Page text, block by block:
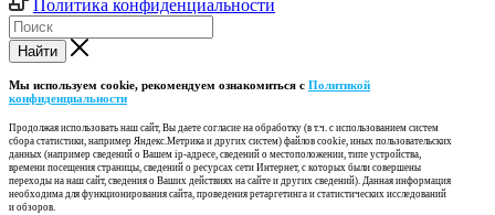
Политика конфиденциальности
Найти
Мы используем cookie, рекомендуем ознакомиться с Политикой
конфиденциальности
Продолжая использовать наш cайт, Вы даете согласие на обработку (в т.ч. с использованием систем
сбора статистики, например Яндекс.Метрика и других систем) файлов cookie, иных пользовательских
данных (например сведений о Вашем ip-адресе, сведений о местоположении, типе устройства,
времени посещения страницы, сведений о ресурсах сети Интернет, с которых были совершены
переходы на наш сайт, сведения о Ваших действиях на сайте и других сведений). Данная информация
необходима для функционирования сайта, проведения ретаргетинга и статистических исследований
и обзоров.